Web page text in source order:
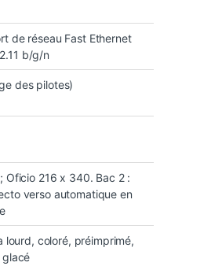
de réseau Fast Ethernet
b/g/n
des pilotes)
Oficio 216 x 340. Bac 2 :
verso automatique en
lourd, coloré, préimprimé,
glacé